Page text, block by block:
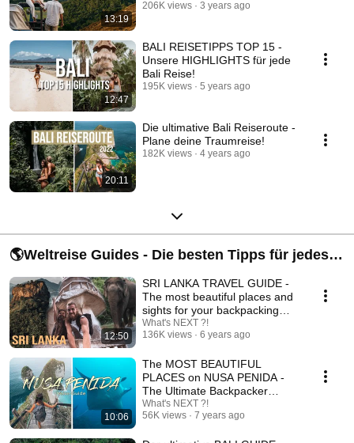
13:19
206K views 3 years ago
12:47
BALI REISETIPPS TOP 15 -
Unsere HIGHLIGHTS für jede
Bali Reise!
195K views 5 years ago
20:11
Die ultimative Bali Reiseroute -
Plane deine Traumreise!
182K views 4 years ago
🌎Weltreise Guides - Die besten Tipps für jedes
Land
12:50
SRI LANKA TRAVEL GUIDE -
The most beautiful places and
sights for your backpacking
trip!
What's NEXT ?!
136K views
6 years ago
10:06
The MOST BEAUTIFUL
PLACES on NUSA PENIDA -
The Ultimate Backpacker
Guide
What's NEXT ?!
56K views
7 years ago